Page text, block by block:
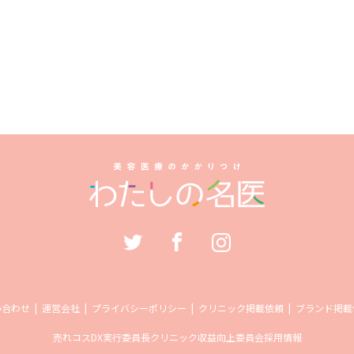
わせ 運営会社 プライバシーポリシー クリニック掲載依頼 ブランド掲
売れコスDX実行委員長クリニック収益向上委員会採用情報